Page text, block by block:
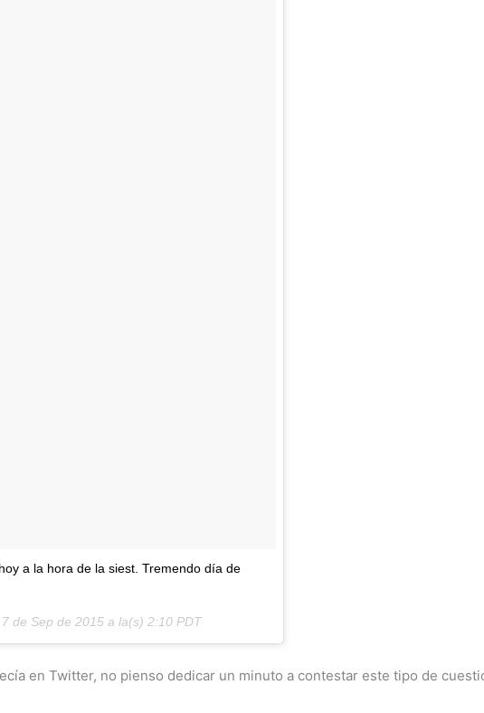
a la hora de la siest. Tremendo día de
7 de Sep de 2015 a la(s) 2:10 PDT
en Twitter, no pienso dedicar un minuto a contestar este tipo de